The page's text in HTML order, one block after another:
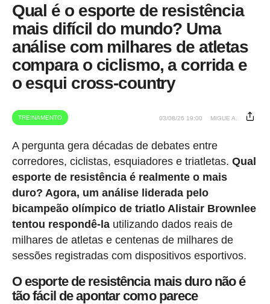
Qual é o esporte de resistência
mais difícil do mundo? Uma
análise com milhares de atletas
compara o ciclismo, a corrida e
o esqui cross-country
TREINAMENTO 03/08/26 19:00 MIGUE A.
A pergunta gera décadas de debates entre
corredores, ciclistas, esquiadores e triatletas. Qual
esporte de resistência é realmente o mais
duro? Agora, um análise liderada pelo
bicampeão olímpico de triatlo Alistair Brownlee
tentou respondê-lautilizando dados reais de
milhares de atletas e centenas de milhares de
sessões registradas com dispositivos esportivos.
O esporte de resistência mais duro não é
tão fácil de apontar como parece